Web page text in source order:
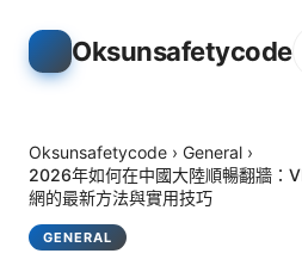
Oksunsafetycode
Oksunsafetycode › General ›
2026年如何在中國大陸順暢翻牆：
網的最新方法與實用技巧
GENERAL